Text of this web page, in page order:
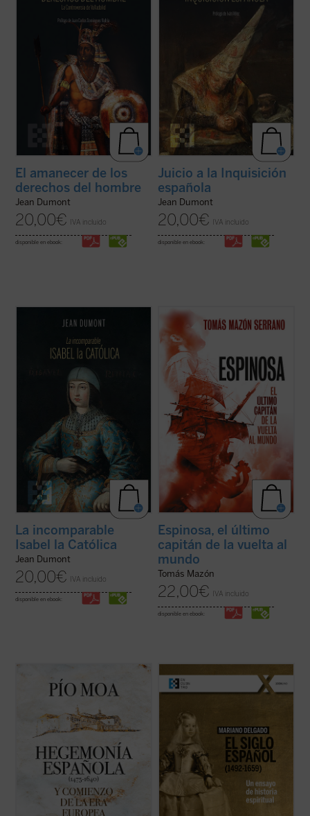
civilización y conversión de los indios del
El amanecer de los
derechos del hombre
Jean Dumont
20,00€ IVA incluido
disponible en ebook:
de defensa a la acusada. El resultado ...
Juicio a la Inquisición
española
Jean Dumont
20,00€ IVA incluido
disponible en ebook:
Dumont nos sumerge en la época de Isabel
inteligencia, astucia y determinación, que
supo afrontar los desafíos de su época y
La incomparable
Isabel la Católica
Jean Dumont
20,00€ IVA incluido
disponible en ebook:
Tomás Mazón nos ofrece esta biografía,
fruto de un estudio exhaustivo, del capitán
Gonzalo Gómez de Espinosa, un hombre
fiel a su rey, a su patria, a sus compañeros
y a sus amigos, uno de los personajes más
relevantes de la expedición y, ...
(ver ficha)
Espinosa, el último
capitán de la vuelta al
mundo
Tomás Mazón
22,00€ IVA incluido
disponible en ebook:
Punto esencial del libro es la concepción de
la época como comienzo de la que puede
llamarse la «Era Europea», en la que el
especialmente de España, Francia e
Inglaterra, países sucesivamente
hegemónicos, ...
(ver ficha)
Si hablamos de un largo «Siglo Español»
entre 1492-1659, lo hacemos conscientes
de que el principio y el final de esas épocas
se caracteriza por prestar ...